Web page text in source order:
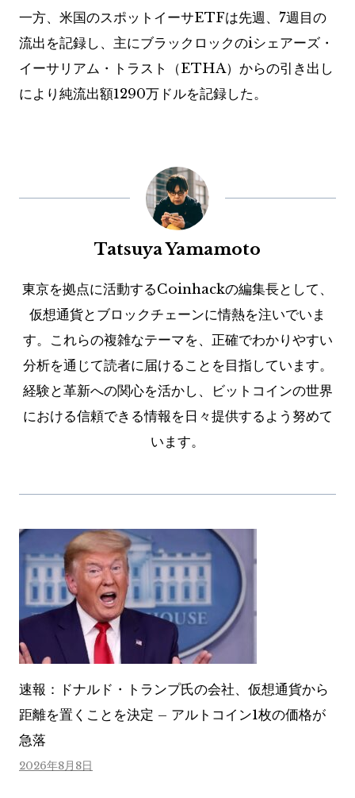
一方、米国のスポットイーサETFは先週、7週目の
流出を記録し、主にブラックロックのiシェアーズ・
イーサリアム・トラスト（ETHA）からの引き出し
により純流出額1290万ドルを記録した。
Tatsuya Yamamoto
東京を拠点に活動するCoinhackの編集長として、
仮想通貨とブロックチェーンに情熱を注いでいま
す。これらの複雑なテーマを、正確でわかりやすい
分析を通じて読者に届けることを目指しています。
経験と革新への関心を活かし、ビットコインの世界
における信頼できる情報を日々提供するよう努めて
います。
速報：ドナルド・トランプ氏の会社、仮想通貨から
距離を置くことを決定 – アルトコイン1枚の価格が
急落
2026年8月8日